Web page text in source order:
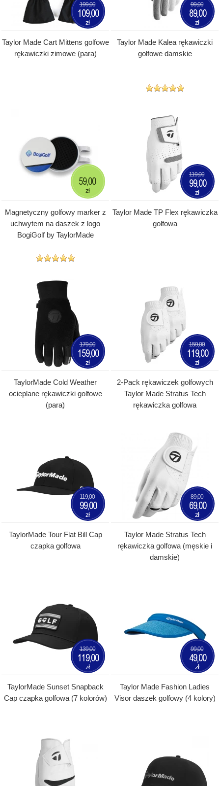
Taylor Made Cart Mittens golfowe
rękawiczki zimowe (para)
199,00
109,00
zł
Taylor Made Kalea rękawiczki
golfowe damskie
99,00
89,00
zł
Magnetyczny golfowy marker z
uchwytem na daszek z logo
BogiGolf by TaylorMade
59,00
zł
Taylor Made TP Flex rękawiczka
golfowa
119,00
99,00
zł
TaylorMade Cold Weather
ocieplane rękawiczki golfowe
(para)
179,00
159,00
zł
2-Pack rękawiczek golfowych
Taylor Made Stratus Tech
rękawiczka golfowa
159,00
119,00
zł
TaylorMade Tour Flat Bill Cap
czapka golfowa
119,00
99,00
zł
Taylor Made Stratus Tech
rękawiczka golfowa (męskie i
damskie)
89,00
69,00
zł
TaylorMade Sunset Snapback
Cap czapka golfowa (7 kolorów)
139,00
119,00
zł
Taylor Made Fashion Ladies
Visor daszek golfowy (4 kolory)
99,00
49,00
zł